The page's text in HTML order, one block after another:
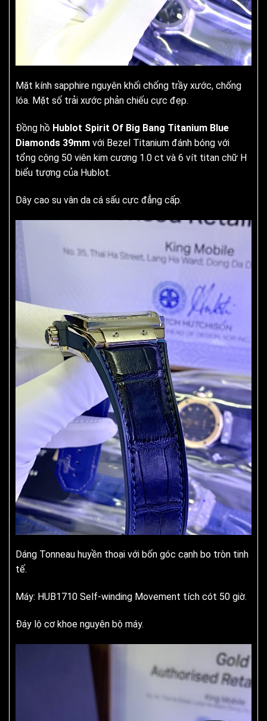
Mặt kính sapphire nguyên khối chống trầy xước, chống
lóa. Mặt số trải xước phản chiếu cực đẹp.
Đồng hồ Hublot Spirit Of Big Bang Titanium Blue
Diamonds 39mm với Bezel Titanium đánh bóng với
tổng cộng 50 viên kim cương 1.0 ct và 6 vít titan chữ H
biểu tượng của Hublot.
Dây cao su vân da cá sấu cực đẳng cấp.
Dáng Tonneau huyền thoại với bốn góc cạnh bo tròn tinh
tế.
Máy: HUB1710 Self-winding Movement tích cót 50 giờ.
Đáy lộ cơ khoe nguyên bộ máy.